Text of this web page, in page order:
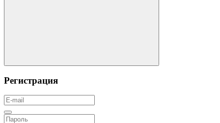
Регистрация